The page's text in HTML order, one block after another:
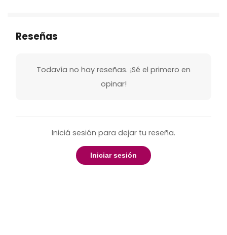
Reseñas
Todavía no hay reseñas. ¡Sé el primero en
opinar!
Iniciá sesión para dejar tu reseña.
Iniciar sesión